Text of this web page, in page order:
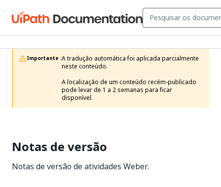
Importante :A tradução automática foi aplicada parcialmente
neste conteúdo.
A localização de um conteúdo recém-publicado
pode levar de 1 a 2 semanas para ficar
disponível.
Notas de versão
Notas de versão de atividades Weber.